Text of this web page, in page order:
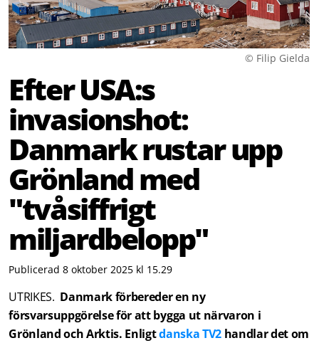
© Filip Gielda
Efter USA:s
invasionshot:
Danmark rustar upp
Grönland med
"tvåsiffrigt
miljardbelopp"
Publicerad 8 oktober 2025 kl 15.29
UTRIKES. Danmark förbereder en ny
försvarsuppgörelse för att bygga ut närvaron i
Grönland och Arktis. Enligtdanska TV2handlar det om